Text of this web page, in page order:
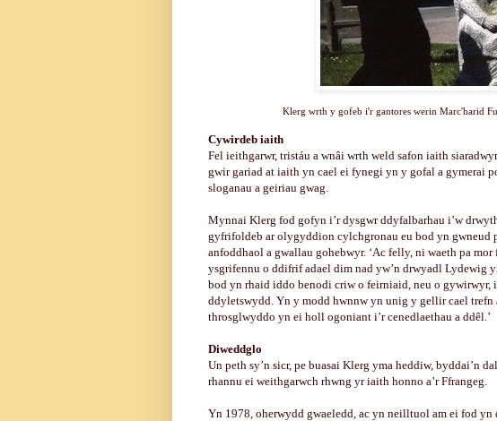
Klerg wrth y gofeb i'r gantores werin Marc'harid
Cywirdeb iaith
Fel ieithgarwr, tristáu a wnâi wrth weld safon iaith
gwir gariad at iaith yn cael ei fynegi yn y gofal a gymerai
sloganau a geiriau gwag.
Mynnai Klerg fod gofyn i’r dysgwr ddyfalbarhau i’w
gyfrifoldeb ar olygyddion cylchgronau eu bod yn gwneud
anfoddhaol a gwallau gohebwyr. ‘Ac felly, ni waeth pa
ysgrifennu o ddifrif adael dim nad yw’n drwyadl Lydewig
bod yn rhaid iddo benodi criw o feirniaid, neu o gywirwyr,
ddyletswydd. Yn y modd hwnnw yn unig y gellir cael
throsglwyddo yn ei holl ogoniant i’r cenedlaethau a ddêl.’
Diweddglo
Un peth sy’n sicr, pe buasai Klerg yma heddiw, byddai’n
rhannu ei weithgarwch rhwng yr iaith honno a’r Ffrangeg.
Yn 1978, oherwydd gwaeledd, ac yn neilltuol am ei fod